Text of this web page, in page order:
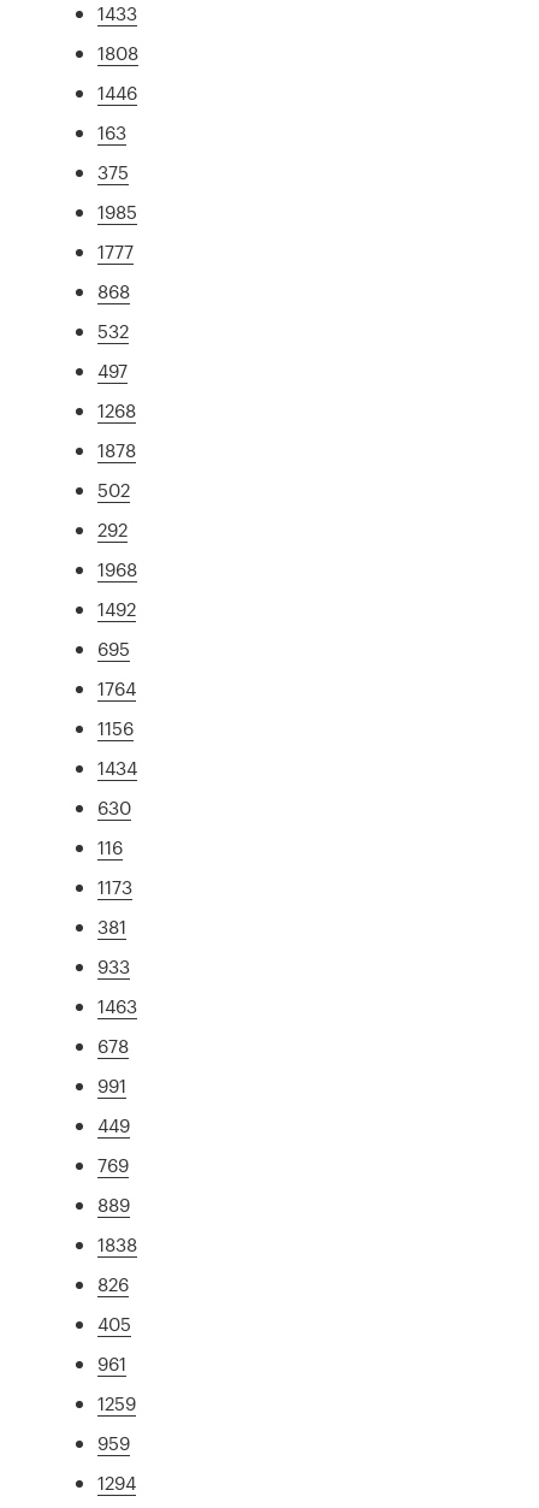
1433
1808
1446
163
375
1985
1777
868
532
497
1268
1878
502
292
1968
1492
695
1764
1156
1434
630
116
1173
381
933
1463
678
991
449
769
889
1838
826
405
961
1259
959
1294